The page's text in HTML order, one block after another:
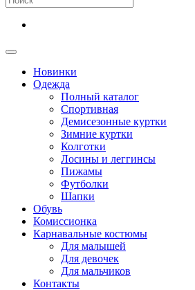
Новинки
Одежда
Полный каталог
Спортивная
Демисезонные куртки
Зимние куртки
Колготки
Лосины и леггинсы
Пижамы
Футболки
Шапки
Обувь
Комиссионка
Карнавальные костюмы
Для малышей
Для девочек
Для мальчиков
Контакты